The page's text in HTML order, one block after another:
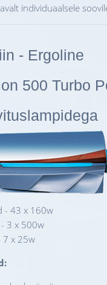
individuaalsele
- Ergoline
500 Turbo
- 43 x 160w
3 x 500w
7 x 25w